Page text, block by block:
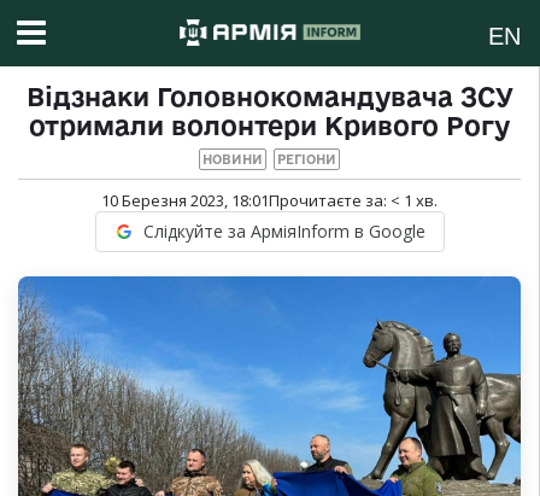
EN
Відзнаки Головнокомандувача ЗСУ
отримали волонтери Кривого Рогу
НОВИНИ РЕГІОНИ
10 Березня 2023, 18:01Прочитаєте за: < 1 хв.
Слідкуйте за АрміяInform в Google